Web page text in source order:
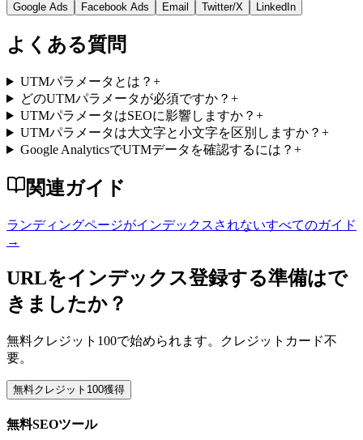
Google Ads Facebook Ads Email Twitter/X LinkedIn
よくある質問
UTMパラメータとは？ +
どのUTMパラメータが必須ですか？ +
UTMパラメータはSEOに影響しますか？ +
UTMパラメータは大文字と小文字を区別しますか？ +
Google AnalyticsでUTMデータを確認するには？ +
関連ガイド
ランディングページがインデックスされないすべてのガイド
→
URLをインデックス登録する準備はで
きましたか？
無料クレジット100で始められます。クレジットカード不
要。
無料クレジット100獲得
無料SEOツール